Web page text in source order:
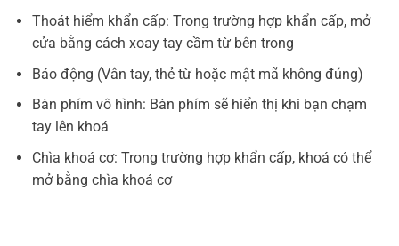
Thoát hiểm khẩn cấp: Trong trường hợp khẩn cấp, mở
cửa bằng cách xoay tay cầm từ bên trong
Báo động (Vân tay, thẻ từ hoặc mật mã không đúng)
Bàn phím vô hình: Bàn phím sẽ hiển thị khi bạn chạm
tay lên khoá
Chìa khoá cơ: Trong trường hợp khẩn cấp, khoá có thể
mở bằng chìa khoá cơ